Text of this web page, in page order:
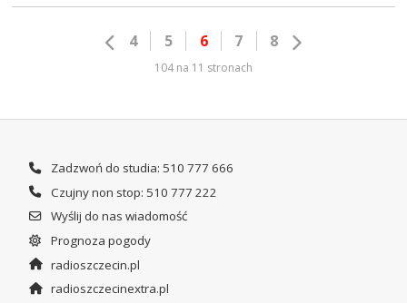
4 5 6 7 8
104 na 11 stronach
Zadzwoń do studia: 510 777 666
Czujny non stop: 510 777 222
Wyślij do nas wiadomość
Prognoza pogody
radioszczecin.pl
radioszczecinextra.pl